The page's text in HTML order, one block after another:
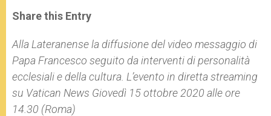
t
s
p
p
s
e
g
e
r
e
b
o
k
r
Share this Entry
Alla Lateranense la diffusione del video messaggio di
Papa Francesco seguito da interventi di personalità
ecclesiali e della cultura. L’evento in diretta streaming
su Vatican News Giovedì 15 ottobre 2020 alle ore
14.30 (Roma)